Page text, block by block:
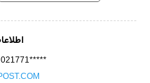
021771*****